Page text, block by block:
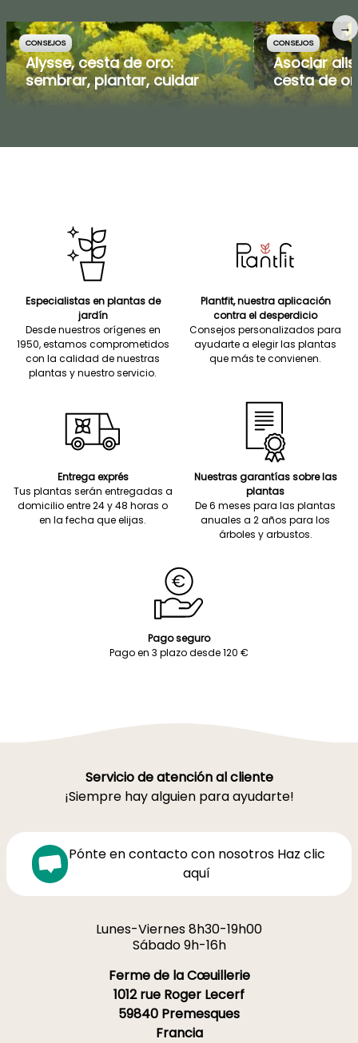
CONSEJOS
Alysse, cesta de oro:
sembrar, plantar, cuidar
CONSEJOS
Asociar
cesta de
→
Especialistas en plantas de
jardín
Desde nuestros orígenes en
1950, estamos comprometidos
con la calidad de nuestras
plantas y nuestro servicio.
Plantfit, nuestra aplicación
contra el desperdicio
Consejos personalizados para
ayudarte a elegir las plantas
que más te convienen.
Entrega exprés
Tus plantas serán entregadas a
domicilio entre 24 y 48 horas o
en la fecha que elijas.
Nuestras garantías sobre las
plantas
De 6 meses para las plantas
anuales a 2 años para los
árboles y arbustos.
Pago seguro
Pago en 3 plazo desde 120 €
Servicio de atención al cliente
¡Siempre hay alguien para ayudarte!
Pónte en contacto con nosotros Haz clic
aquí
Lunes-Viernes 8h30-19h00
Sábado 9h-16h
Ferme de la Cœuillerie
1012 rue Roger Lecerf
59840 Premesques
Francia